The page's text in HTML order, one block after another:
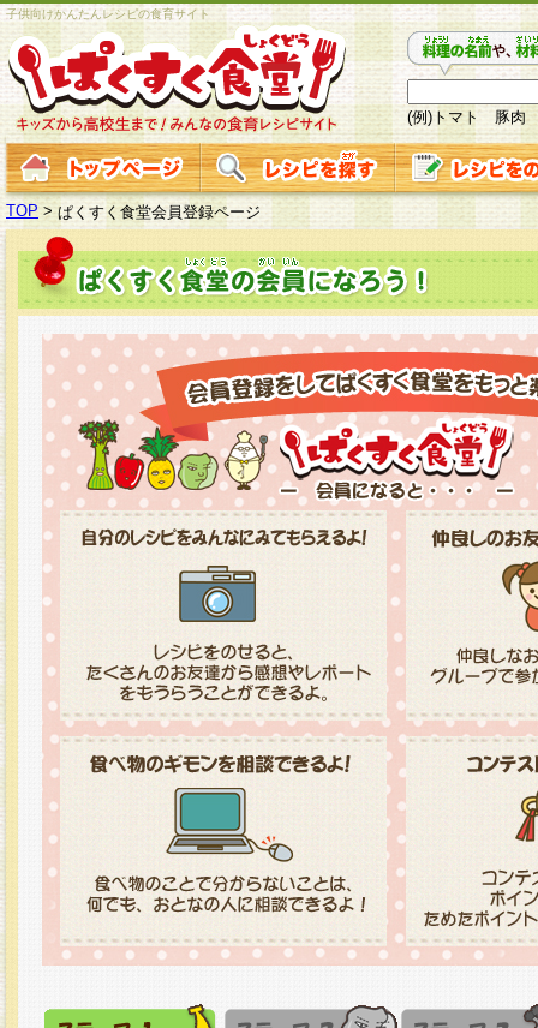
子供向けかんたんレシピの食育サイト
(例)トマト 豚肉
TOP > ぱくすく食堂会員登録ページ